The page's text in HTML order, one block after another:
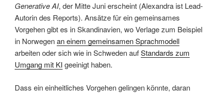
Generative AI, der Mitte Juni erscheint (Alexandra ist Lead-
Autorin des Reports). Ansätze für ein gemeinsames
Vorgehen gibt es in Skandinavien, wo Verlage zum Beispiel
in Norwegenan einem gemeinsamen Sprachmodell
arbeiten oder sich wie in Schweden aufStandards zum
Umgang mit KI geeinigt haben.
Dass ein einheitliches Vorgehen gelingen könnte, daran